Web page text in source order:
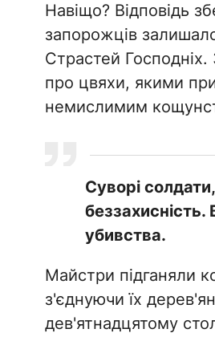
​Навіщо? Відповідь
запорожців
Страстей
про цвяхи, якими
немислимим
​Суворі
убивства.
Майстри підганяли
з'єднуючи їх
дев'ятнадцятому